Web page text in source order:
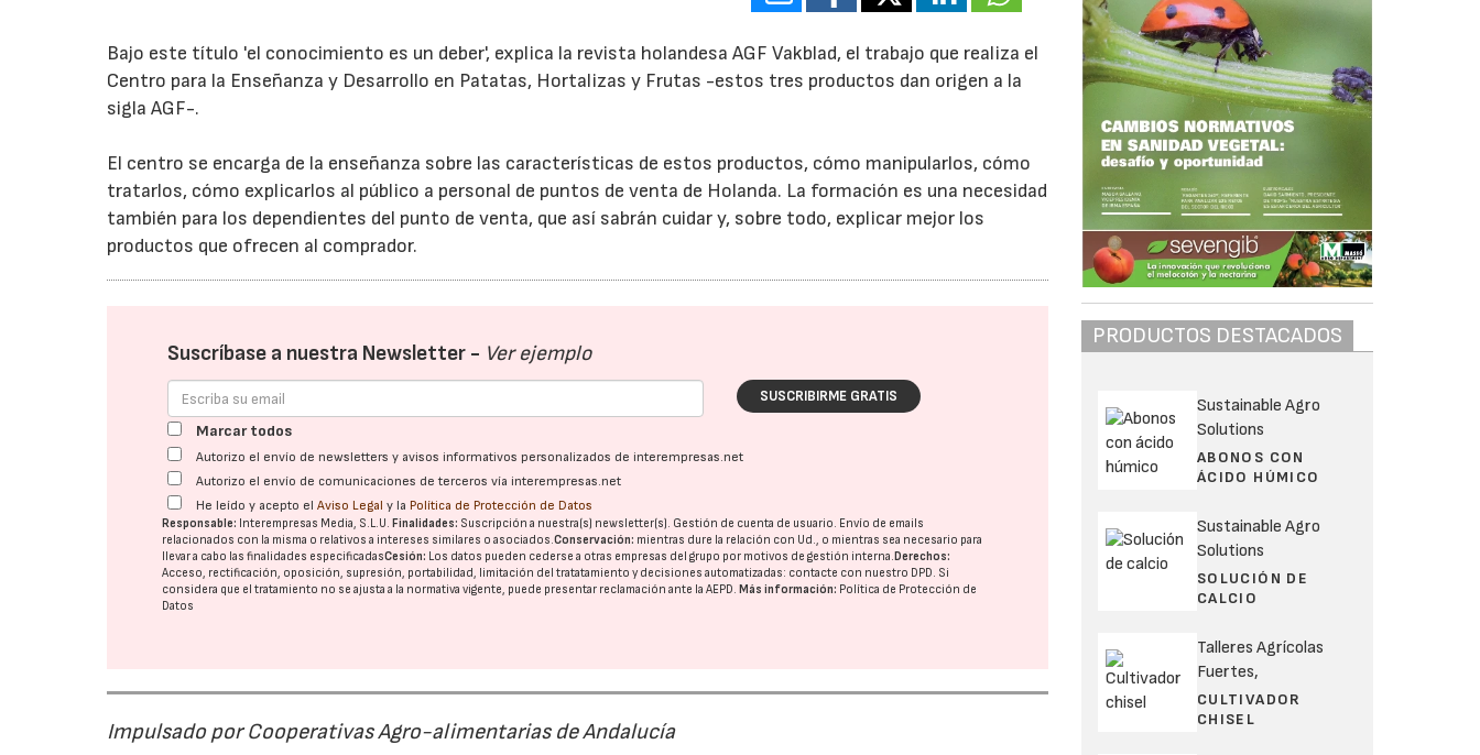
Bajo este título 'el conocimiento es un deber', explica la revista holandesa AGF Vakblad, el trabajo que realiza el
Centro para la Enseñanza y Desarrollo en Patatas, Hortalizas y Frutas -estos tres productos dan origen a la
sigla AGF-.
El centro se encarga de la enseñanza sobre las características de estos productos, cómo manipularlos, cómo
tratarlos, cómo explicarlos al público a personal de puntos de venta de Holanda. La formación es una necesidad
también para los dependientes del punto de venta, que así sabrán cuidar y, sobre todo, explicar mejor los
productos que ofrecen al comprador.
Suscríbase a nuestra Newsletter - Ver ejemplo
SUSCRIBIRME GRATIS
Marcar todos
Autorizo el envío de newsletters y avisos informativos personalizados de interempresas.net
Autorizo el envío de comunicaciones de terceros vía interempresas.net
He leído y acepto elAviso Legal y la Política de Protección de Datos
Responsable: Interempresas Media, S.L.U. Finalidades: Suscripción a nuestra(s) newsletter(s). Gestión de cuenta de usuario. Envío de emails
relacionados con la misma o relativos a intereses similares o asociados.Conservación: mientras dure la relación con Ud., o mientras sea necesario para
llevar a cabo las finalidades especificadasCesión: Los datos pueden cederse a otras empresas del grupo por motivos de gestión interna. Derechos:
Acceso, rectificación, oposición, supresión, portabilidad, limitación del tratatamiento y decisiones automatizadas: contacte con nuestro DPD. Si
considera que el tratamiento no se ajusta a la normativa vigente, puede presentar reclamación ante laAEPD. Más información: Política de Protección de
Datos
Impulsado por Cooperativas Agro-alimentarias de Andalucía
PRODUCTOS DESTACADOS
Sustainable Agro
Solutions
ABONOS CON
ÁCIDO HÚMICO
Sustainable Agro
Solutions
SOLUCIÓN DE
CALCIO
Talleres Agrícolas
Fuertes,
CULTIVADOR
CHISEL